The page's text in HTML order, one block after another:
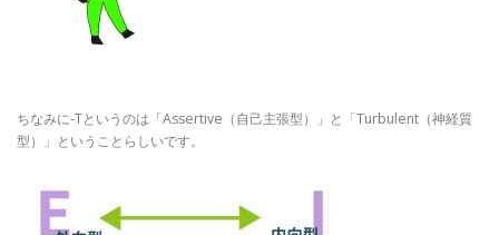
ちなみに-Tというのは「Assertive（自己主張型）」と「Turbulent（神経質
型）」ということらしいです。